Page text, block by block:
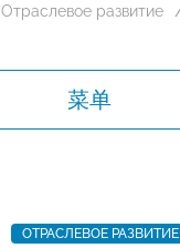
Отраслевое развитие
菜单
ОТРАСЛЕВОЕ РАЗВИТИЕ